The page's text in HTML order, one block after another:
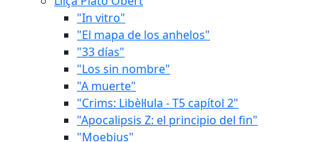
"In vitro"
"El mapa de los anhelos"
"33 días"
"Los sin nombre"
"A muerte"
"Crims: Libèl·lula - T5 capítol 2"
"Apocalipsis Z: el principio del fin"
"Moebius"